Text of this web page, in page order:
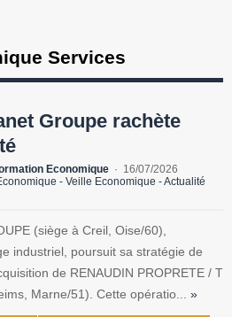
Services
Groupe rachète
Economique
16/07/2026
- Veille Economique - Actualité
(siège à Creil, Oise/60),
industriel, poursuit sa stratégie de
de RENAUDIN PROPRETE / T
Marne/51). Cette opératio... »